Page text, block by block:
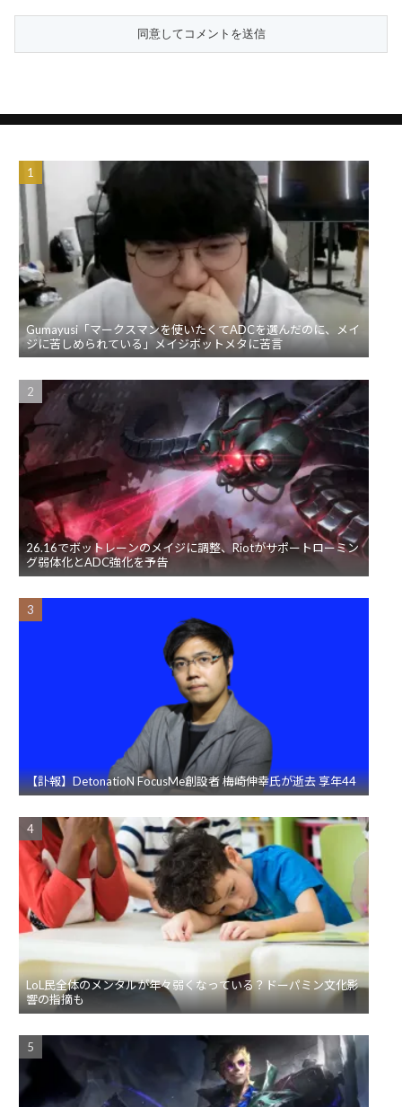
Gumayusi「マークスマンを使いたくてADCを選んだのに、メイ
ジに苦しめられている」メイジボットメタに苦言
26.16でボットレーンのメイジに調整、Riotがサポートローミン
グ弱体化とADC強化を予告
【訃報】DetonatioN FocusMe創設者 梅崎伸幸氏が逝去 享年44
LoL民全体のメンタルが年々弱くなっている？ドーパミン文化影
響の指摘も